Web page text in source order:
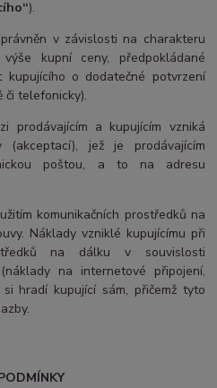
).
v závislosti na charakteru
kupní ceny, předpokládané
kupujícího o dodatečné potvrzení
či telefonicky).
a kupujícím vzniká
(akceptací), jež je prodávajícím
poštou, a to na adresu
komunikačních prostředků na
Náklady vzniklé kupujícímu při
na dálku v souvislosti
na internetové připojení,
hradí kupující sám, přičemž tyto